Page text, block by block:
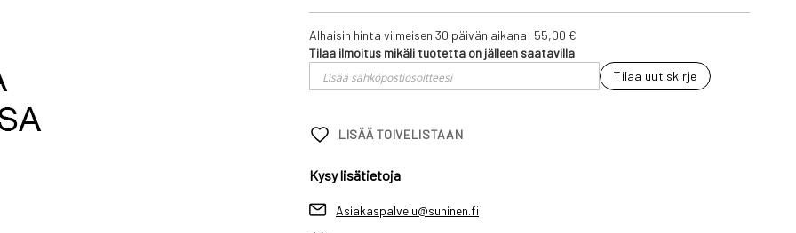
Alhaisin hinta viimeisen 30 päivän aikana: 55,00 €
Tilaa ilmoitus mikäli tuotetta on jälleen saatavilla
Tilaa uutiskirje
LISÄÄ TOIVELISTAAN
Kysy lisätietoja
Asiakaspalvelu@suninen.fi